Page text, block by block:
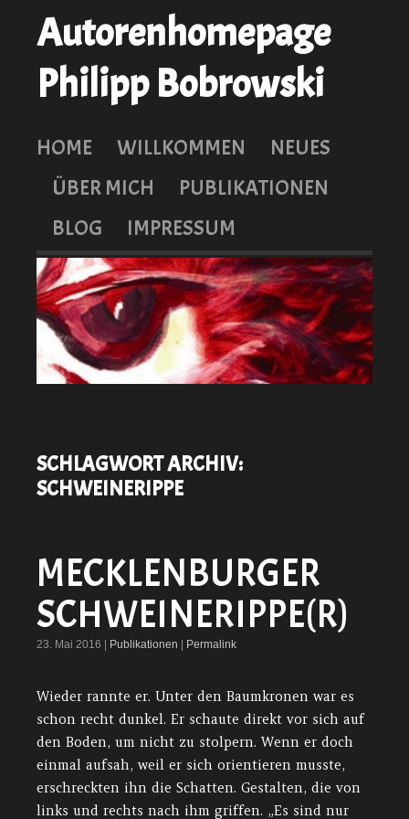
Autorenhomepage
Philipp Bobrowski
HOME WILLKOMMEN
NEUES
ÜBER MICH
PUBLIKATIONEN
BLOG
IMPRESSUM
SCHLAGWORT ARCHIV:
SCHWEINERIPPE
MECKLENBURGER
SCHWEINERIPPE(R)
23. Mai 2016 | Publikationen Permalink
Wieder rannte er. Unter den Baumkronen war es
schon recht dunkel. Er schaute direkt vor sich auf
den Boden, um nicht zu stolpern. Wenn er doch
einmal aufsah, weil er sich orientieren musste,
erschreckten ihn die Schatten. Gestalten, die von
links und rechts nach ihm griffen. „Es sind nur